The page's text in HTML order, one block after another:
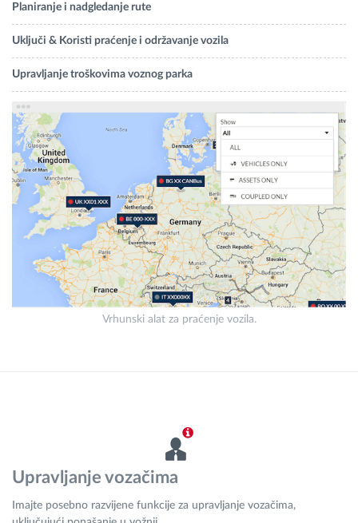
Planiranje i nadgledanje rute
Uključi & Koristi praćenje i održavanje vozila
Upravljanje troškovima voznog parka
Vrhunski alat za praćenje vozila.
Upravljanje vozačima
Imajte posebno razvijene funkcije za upravljanje vozačima,